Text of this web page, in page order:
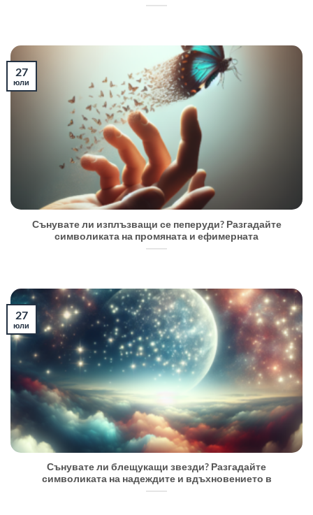
Сънувате ли изплъзващи се пеперуди? Разгадайте
символиката на промяната и ефимерната
27
юли
Сънувате ли блещукащи звезди? Разгадайте
символиката на надеждите и вдъхновението в
27
юли